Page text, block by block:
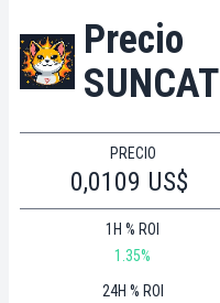
Precio
SUNCAT
PRECIO
0,0109 US$
1H % ROI
1.35%
24H % ROI